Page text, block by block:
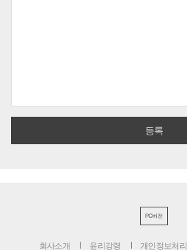
PC버전
회사소개 윤리강령 개인정보처